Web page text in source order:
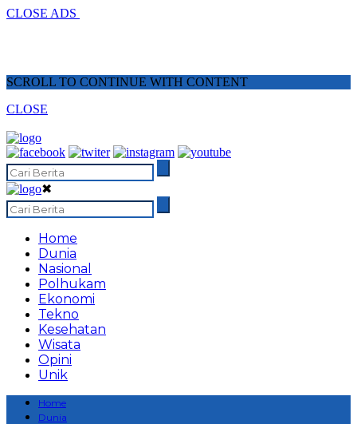
CLOSE ADS
SCROLL TO CONTINUE WITH CONTENT
CLOSE
✖
Home
Dunia
Nasional
Polhukam
Ekonomi
Tekno
Kesehatan
Wisata
Opini
Unik
Home
Dunia